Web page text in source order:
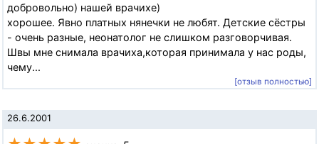
добровольно) нашей врачихе)
хорошее. Явно платных нянечки не любят. Детские сёстры
- очень разные, неонатолог не слишком разговорчивая.
Швы мне снимала врачиха,которая принимала у нас роды,
чему...
[отзыв полностью]
26.6.2001